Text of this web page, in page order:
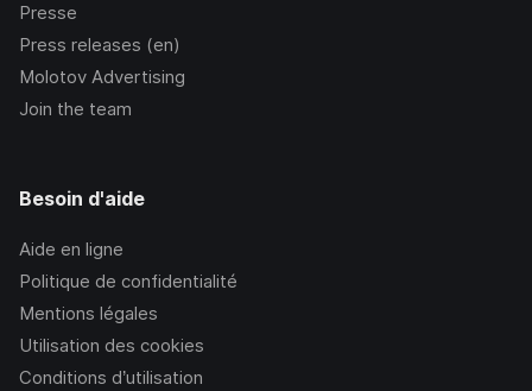
Presse
Press releases (en)
Molotov Advertising
Join the team
Besoin d'aide
Aide en ligne
Politique de confidentialité
Mentions légales
Utilisation des cookies
Conditions d’utilisation